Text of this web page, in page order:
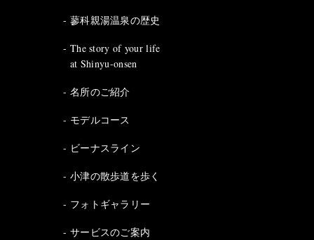
蓼科親湯温泉の歴史
The story of your life
at Shinyu-onsen
名所のご紹介
モデルコース
ビーナスライン
小津の散歩道を歩く
フォトギャラリー
サービスのご案内